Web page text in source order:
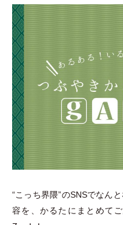
“こっち界隈”のSNSでなん
容を、かるたにまとめて